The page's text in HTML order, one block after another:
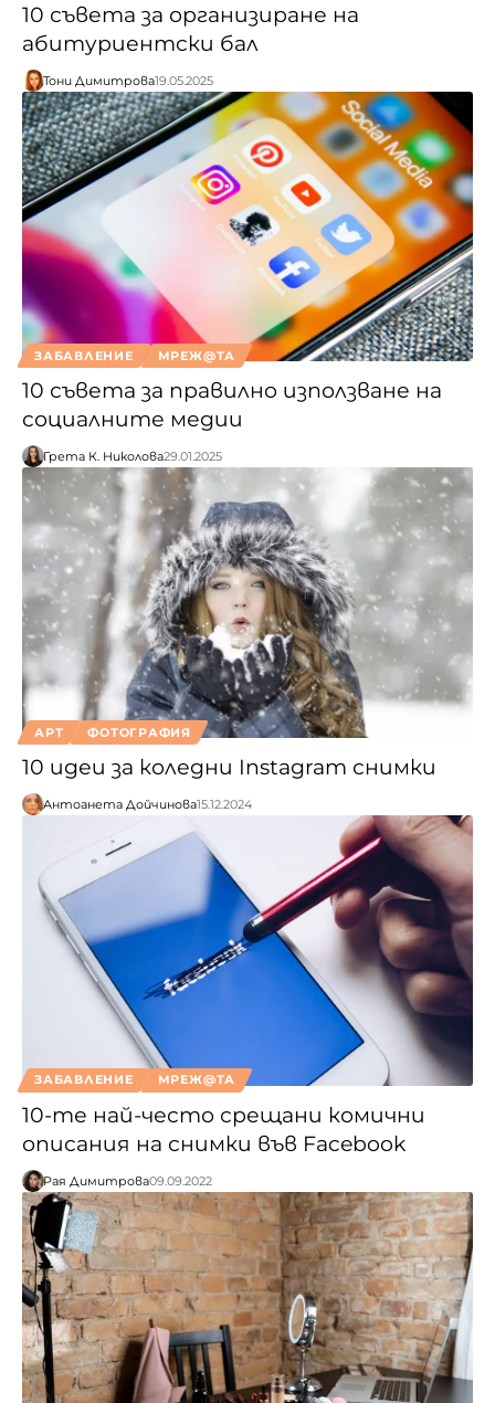
10 съвета за организиране на
абитуриентски бал
Тони Димитрова19.05.2025
ЗАБАВЛЕНИЕ МРЕЖ@ТА
10 съвета за правилно използване на
социалните медии
Грета К. Николова29.01.2025
АРТ ФОТОГРАФИЯ
10 идеи за коледни Instagram снимки
Антоанета Дойчинова15.12.2024
ЗАБАВЛЕНИЕ МРЕЖ@ТА
10-те най-често срещани комични
описания на снимки във Facebook
Рая Димитрова09.09.2022